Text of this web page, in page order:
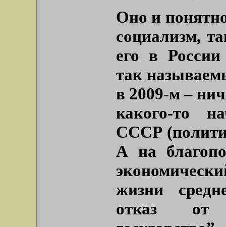
Оно и
социализм,
его в
так
в 2009-м –
какого-то
СССР
А на
жизни
отказ от